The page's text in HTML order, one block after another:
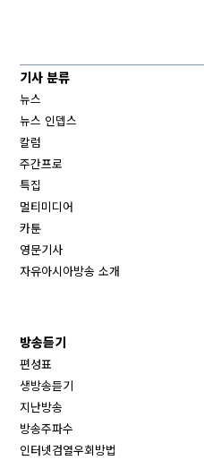
기사 분류
뉴스
뉴스 인뎁스
칼럼
주간프로
특집
멀티미디어
카툰
영문기사
자유아시아방송 소개
방송듣기
편성표
생방송듣기
지난방송
방송주파수
인터넷검열우회방법